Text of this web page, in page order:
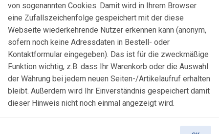
von sogenannten Cookies. Damit wird in Ihrem Browser
eine Zufallszeichenfolge gespeichert mit der diese
Webseite wiederkehrende Nutzer erkennen kann (anonym,
sofern noch keine Adressdaten in Bestell- oder
Kontaktformular eingegeben). Das ist für die zweckmäßige
Funktion wichtig, z.B. dass Ihr Warenkorb oder die Auswahl
der Währung bei jedem neuen Seiten-/Artikelaufruf erhalten
bleibt. Außerdem wird Ihr Einverständnis gespeichert damit
dieser Hinweis nicht noch einmal angezeigt wird.
Gersbach 10, 74589 Satteldorf, Deutschland
mail@topgeo.com
+49 7950 1345
topgeo.com